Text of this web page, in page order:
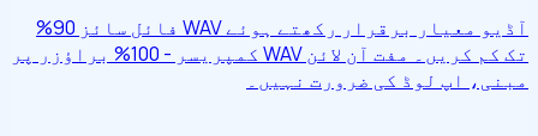
آڈیو معیار برقرار رکھتے ہوئے WAV فائل سائز 90%
تک کم کریں۔ مفت آن لائن WAV کمپریسر - 100% براؤزر پر
مبنی، اپ لوڈ کی ضرورت نہیں۔